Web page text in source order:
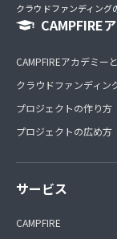
クラウドファンディング
CAMPFIRE
CAMPFIREアカデミー
クラウドファンディン
プロジェクトの作り方
プロジェクトの広め方
サービス
CAMPFIRE